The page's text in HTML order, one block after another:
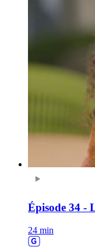
Épisode 34 -
24 min